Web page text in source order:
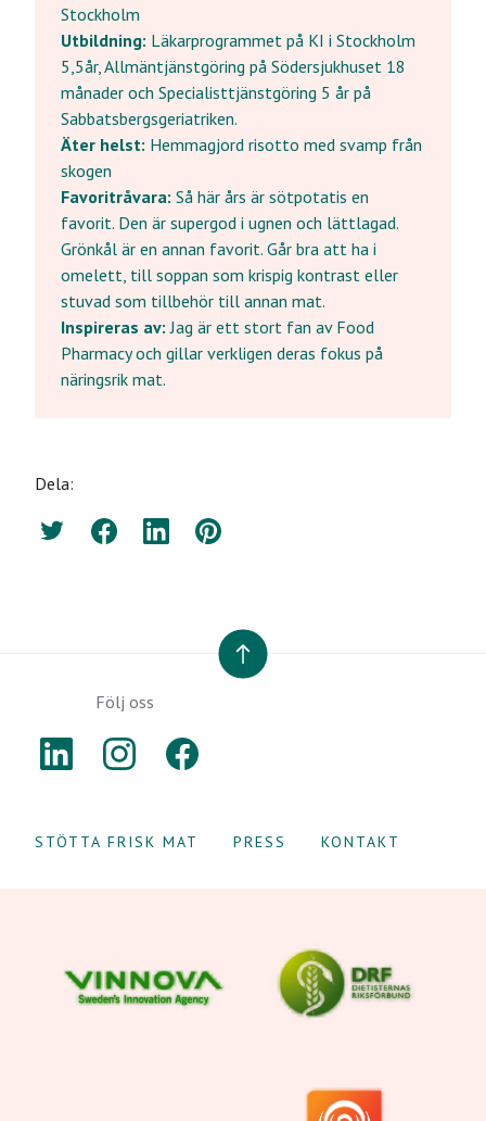
Stockholm
Utbildning: Läkarprogrammet på KI i Stockholm
5,5år, Allmäntjänstgöring på Södersjukhuset 18
månader och Specialisttjänstgöring 5 år på
Sabbatsbergsgeriatriken.
Äter helst: Hemmagjord risotto med svamp från
skogen
Favoritråvara: Så här års är sötpotatis en
favorit. Den är supergod i ugnen och lättlagad.
Grönkål är en annan favorit. Går bra att ha i
omelett, till soppan som krispig kontrast eller
stuvad som tillbehör till annan mat.
Inspireras av:Jag är ett stort fan av Food
Pharmacy och gillar verkligen deras fokus på
näringsrik mat.
Dela:
TwitterFacebookLinkedInPinterest
TILL TOPPEN
Följ oss
LINKEDININSTAGRAM
STÖTTA FRISK MAT PRESS KONTAKT